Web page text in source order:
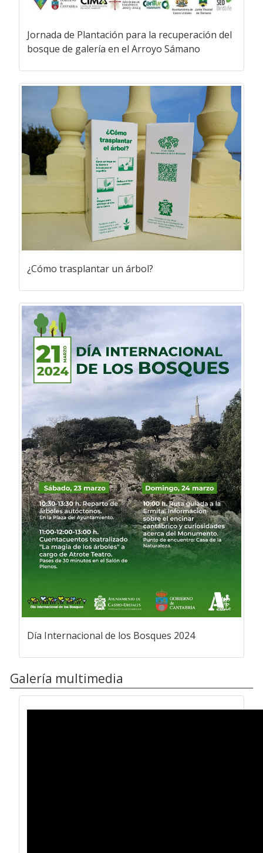
Jornada de Plantación para la recuperación del
bosque de galería en el Arroyo Sámano
¿Cómo trasplantar un árbol?
Día Internacional de los Bosques 2024
Galería multimedia